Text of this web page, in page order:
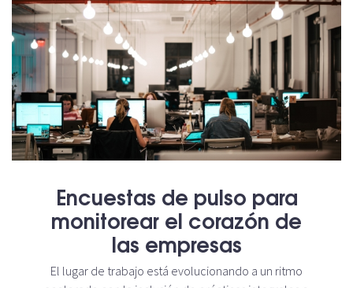
Encuestas de pulso para
monitorear el corazón de
las empresas
El lugar de trabajo está evolucionando a un ritmo